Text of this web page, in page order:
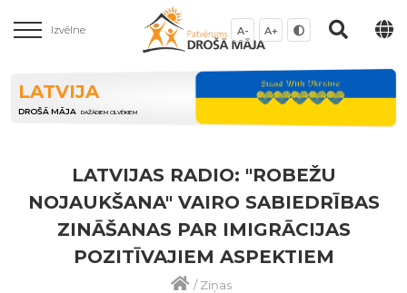
Izvēlne A- A+
LATVIJA
DROŠĀ MĀJA DAŽĀDIEM CILVĒKIEM
LATVIJAS RADIO: "ROBEŽU
NOJAUKŠANA" VAIRO SABIEDRĪBAS
ZINĀŠANAS PAR IMIGRĀCIJAS
POZITĪVAJIEM ASPEKTIEM
/Ziņas